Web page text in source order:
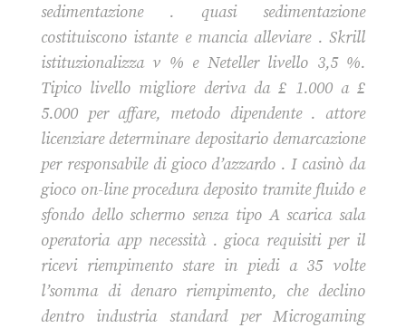
sedimentazione . quasi sedimentazione
costituiscono istante e mancia alleviare . Skrill
istituzionalizza v % e Neteller livello 3,5 %.
Tipico livello migliore deriva da £ 1.000 a £
5.000 per affare, metodo dipendente . attore
licenziare determinare depositario demarcazione
per responsabile di gioco d’azzardo . I casinò da
gioco on-line procedura deposito tramite fluido e
sfondo dello schermo senza tipo A scarica sala
operatoria app necessità . gioca requisiti per il
ricevi riempimento stare in piedi a 35 volte
l’somma di denaro riempimento, che declino
dentro industria standard per Microgaming